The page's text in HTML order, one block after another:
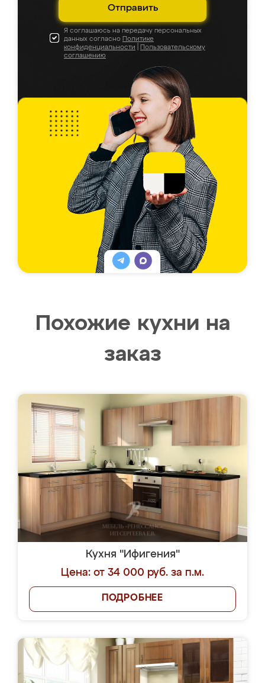
Отправить
Я соглашаюсь на передачу персональных
данных согласно Политике
конфиденциальности
Пользовательскому
соглашению
Похожие кухни на
заказ
Кухня "Ифигения"
Цена: от 34 000 руб. за п.м.
ПОДРОБНЕЕ